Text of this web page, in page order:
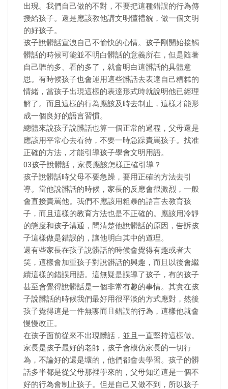
出現。我們自己做的不對，不要把這種錯誤的行為傳
授給孩子。還是應該教他講文明懂禮貌，做一個文明
的好孩子。
孩子說髒話宣洩自己不愉快的心情。孩子剛開始接觸
髒話的時候可能並不明白髒話的意義所在，但是隨著
自己聽的多、看的多了，就會明白這髒話的具體意
思。有時候孩子也會運用這些髒話去表達自己糟糕的
情緒，當孩子出現這樣的表達形式時就說明他已經理
解了。而且這樣的行為應該及時去制止，這樣才能形
成一個良好的語言習慣。
總體來說孩子說髒話也算一個正常的過程，父母還是
應該用平常心去看待，不要一時急躁責罵孩子。找准
正確的方法，才能引導孩子學會文明用語。
03孩子說髒話，家長應該怎樣正確引導？
孩子說髒話時父母不要急躁，要用正確的方法去引
導。當他說髒話的時候，家長的反應會很激烈，一般
會直接責罵他。我們不應該用粗暴的語言去教育孩
子，而且這樣的教育方法也是不正確的。應該用冷靜
的態度和孩子溝通，問清楚他說髒話的原因，告訴孩
子這樣做是錯誤的，讓他明白其中的道理。
還有些家長在孩子說髒話的時候會覺得有趣或者大
笑，這樣會加重孩子對說髒話的興趣，而且以後會繼
續這樣的錯誤用語。這無疑是誤導了孩子，有的孩子
甚至會覺得說髒話是一個非常有趣的事情。其實在孩
子說髒話的時候我們最好用很平淡的方式應對，然後
孩子覺得這是一件無聊而且錯誤的行為，這樣他就會
慢慢改正。
在孩子面前從來不出現髒話，並且一直堅持這樣做。
家長是孩子最好的老師，孩子會模仿家長的一切行
為，不論好的還是壞的，他們都會去學習。孩子的髒
話多半都是從父母那裡學來的，父母知道這是一個不
好的行為會制止孩子。但是自己又做不到，所以孩子